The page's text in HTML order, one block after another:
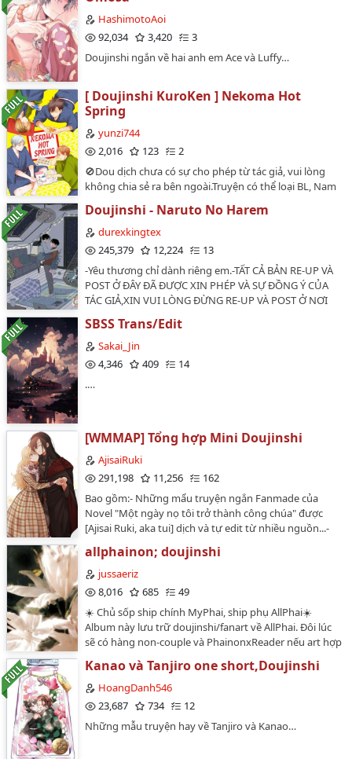
HashimotoAoi
92,034
3,420
3
Doujinshi ngắn về hai anh em Ace và Luffy…
[ Doujinshi KuroKen ] Nekoma Hot
Spring
yunzi744
2,016
123
2
🚫Dou dịch chưa có sự cho phép từ tác giả, vui lòng
không chia sẻ ra bên ngoài.Truyện có thể loại BL, Nam
lời xúc phạm.Tác giả: Matsumoto Miyoko Trans: Hạ Tử
Vân aka Natsume Ayano Cp: Kuroo Tetsuro x Kozume
Kenma , có chút Haiba Lev x Yaku Morisuke Nhân vật
Doujinshi - Naruto No Harem
durexkingtex
245,379
12,224
13
-Yêu thương chỉ dành riêng em.-TẤT CẢ BẢN RE-UP VÀ
POST Ở ĐÂY ĐÃ ĐƯỢC XIN PHÉP VÀ SỰ ĐỒNG Ý CỦA
TÁC GIẢ,XIN VUI LÒNG ĐỪNG RE-UP VÀ POST Ở NƠI
ngắn) :
https://m.facebook.com/SasunaruOnlyNoneNarusasu/?
locale2=vi_VN-Link Wordpress Hội Rảnh Chuym (những
By: @durexkingtex✔️…
SBSS Trans/Edit
Sakai_Jin
4,346
409
14
.…
[WMMAP] Tổng hợp Mini Doujinshi
AjisaiRuki
291,198
11,256
162
Bao gồm:- Những mẩu truyện ngắn Fanmade của
Novel "Một ngày nọ tôi trở thành công chúa" được
[Ajisai Ruki, aka tui] dịch và tự edit từ nhiều nguồn...-
Lucas x Atti, Claude x Diana...- Những hình ảnh tui tự
sướng vẽ ra cũng có luôn...Nói chung là nơi để tui thoả
mãn sự vã OTP thui :v Đi ngang qua mà thích nhớ cmt
trang chính là wattpad AjisaiRuki. Mọi nơi khác đều là
Reup không xin phép.…
allphainon; doujinshi
jussaeriz
8,016
685
49
☀️ Chủ sốp ship chính MyPhai, ship phụ AllPhai☀️
Album này lưu trữ doujinshi/fanart về AllPhai. Đôi lúc
sẽ có hàng non-couple và PhainonxReader nếu art hợp
chữ sẽ là các couple còn lại. Trường hợp đánh chữ +
đánh số sẽ là doujinshi dài, mình chia ra dễ đọc☀️ Bản
dịch phi lợi nhuận và không có permission. Mục đích
mang tính chất thương mại☀️ Tất nhiên, mỗi
Kanao và Tanjiro one short,Doujinshi
HoangDanh546
23,687
734
12
Những mẫu truyện hay về Tanjiro và Kanao…